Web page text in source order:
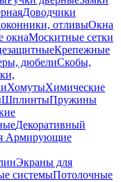
Доводчики
отливыОкна
окнаМоскитные сетки
Крепежные
дюбелиСкобы,
ХомутыХимические
ШплинтыПружины
Декоративный
Армирующие
Экраны для
системыПотолочные